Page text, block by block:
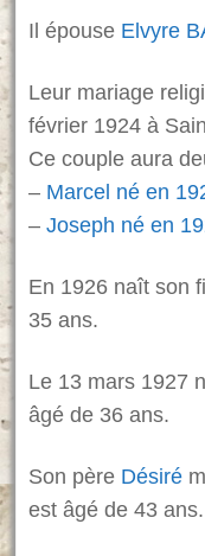
Il épouse Elvyre
Leur mariage
février 1924 à
Ce couple aura
– Marcel né en
– Joseph né en
En 1926 naît son
35 ans.
Le 13 mars 1927
âgé de 36 ans.
Son père Désiré
est âgé de 43 ans.